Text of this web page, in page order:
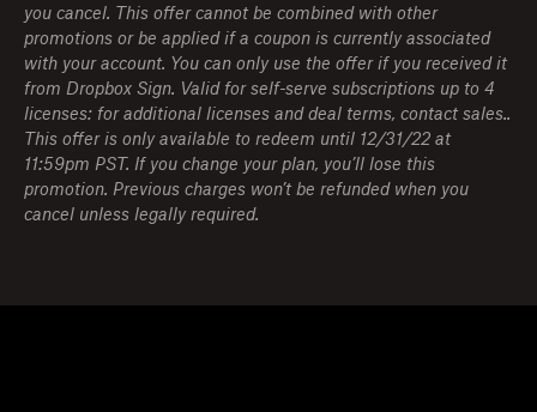
you cancel. This offer cannot be combined with other
promotions or be applied if a coupon is currently associated
with your account. You can only use the offer if you received it
from Dropbox Sign. Valid for self-serve subscriptions up to 4
licenses: for additional licenses and deal terms, contact sales..
This offer is only available to redeem until 12/31/22 at
11:59pm PST. If you change your plan, you’ll lose this
promotion. Previous charges won’t be refunded when you
cancel unless legally required.